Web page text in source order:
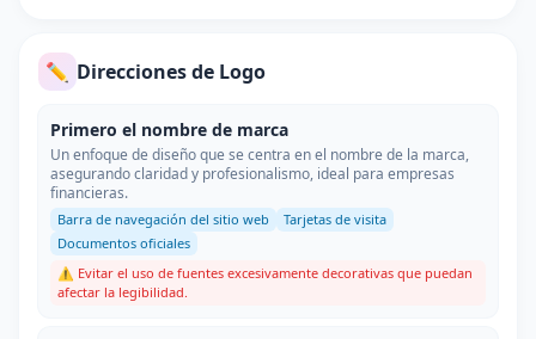
✏️ Direcciones de Logo
Primero el nombre de marca
Un enfoque de diseño que se centra en el nombre de la marca,
asegurando claridad y profesionalismo, ideal para empresas
financieras.
Barra de navegación del sitio web
Tarjetas de visita
Documentos oficiales
⚠️ Evitar el uso de fuentes excesivamente decorativas que puedan
afectar la legibilidad.